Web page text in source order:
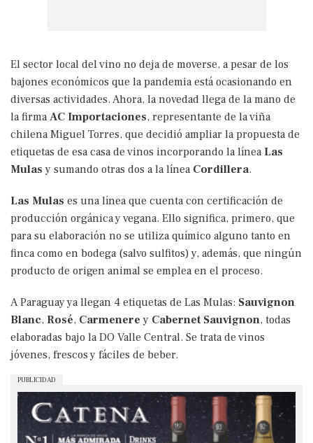
El sector local del vino no deja de moverse, a pesar de los
bajones económicos que la pandemia está ocasionando en
diversas actividades. Ahora, la novedad llega de la mano de
la firma AC Importaciones, representante de la viña
chilena Miguel Torres, que decidió ampliar la propuesta de
etiquetas de esa casa de vinos incorporando la línea Las
Mulasy sumando otras dos a la línea Cordillera.
Las Mulas es una línea que cuenta con certificación de
producción orgánica y vegana. Ello significa, primero, que
para su elaboración no se utiliza químico alguno tanto en
finca como en bodega (salvo sulfitos) y, además, que ningún
producto de origen animal se emplea en el proceso.
A Paraguay ya llegan 4 etiquetas de Las Mulas: Sauvignon
Blanc, Rosé, Carmenerey Cabernet Sauvignon, todas
elaboradas bajo la DO Valle Central. Se trata de vinos
jóvenes, frescos y fáciles de beber.
PUBLICIDAD